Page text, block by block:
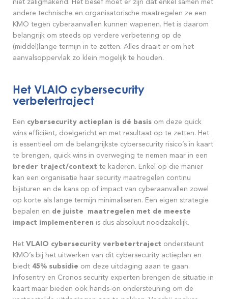
niet zaligmakend. Het besef moet er zijn dat enkel samen met
andere technische en organisatorische maatregelen ze een
KMO tegen cyberaanvallen kunnen wapenen. Het is daarom
belangrijk om steeds op verdere verbetering op de
(middel)lange termijn in te zetten. Alles draait er om het
aanvalsoppervlak zo klein mogelijk te houden.
Het VLAIO cybersecurity
verbetertraject
Een cybersecurity actieplan is dé basis om deze quick
wins efficiënt, doelgericht en met resultaat op te zetten. Het
is essentieel om de belangrijkste cybersecurity risico’s in kaart
te brengen, quick wins in overweging te nemen maar in een
breder traject/context te kaderen. Enkel op die manier
kan een organisatie haar security maatregelen continu
bijsturen en de kans op of impact van cyberaanvallen zowel
op korte als lange termijn minimaliseren. Een eigen strategie
bepalen en de juiste maatregelen met de meeste
impact implementeren is dus absoluut noodzakelijk.
Het VLAIO cybersecurity verbetertraject ondersteunt
KMO’s bij het uitwerken van dit cybersecurity actieplan en
biedt 45% subsidie om deze uitdaging aaan te gaan.
Infosentry en Cronos security experten brengen de situatie in
kaart maar bieden ook hands-on ondersteuning om de